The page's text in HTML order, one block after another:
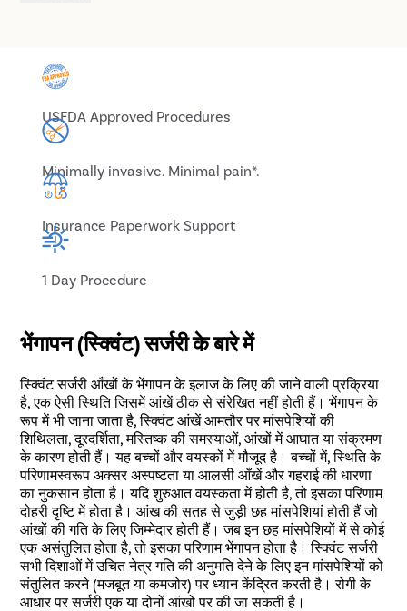
USFDA Approved Procedures
Minimally invasive. Minimal pain*.
Insurance Paperwork Support
1 Day Procedure
भेंगापन (स्क्विंट) सर्जरी के बारे में
स्क्विंट सर्जरी आँखों के भेंगापन के इलाज के लिए की जाने वाली प्रक्रिया
है, एक ऐसी स्थिति जिसमें आंखें ठीक से संरेखित नहीं होती हैं। भेंगापन के
रूप में भी जाना जाता है, स्क्विंट आंखें आमतौर पर मांसपेशियों की
शिथिलता, दूरदर्शिता, मस्तिष्क की समस्याओं, आंखों में आघात या संक्रमण
के कारण होती हैं। यह बच्चों और वयस्कों में मौजूद है। बच्चों में, स्थिति के
परिणामस्वरूप अक्सर अस्पष्टता या आलसी आँखें और गहराई की धारणा
का नुकसान होता है। यदि शुरुआत वयस्कता में होती है, तो इसका परिणाम
दोहरी दृष्टि में होता है। आंख की सतह से जुड़ी छह मांसपेशियां होती हैं जो
आंखों की गति के लिए जिम्मेदार होती हैं। जब इन छह मांसपेशियों में से कोई
एक असंतुलित होता है, तो इसका परिणाम भेंगापन होता है। स्क्विंट सर्जरी
सभी दिशाओं में उचित नेत्र गति की अनुमति देने के लिए इन मांसपेशियों को
संतुलित करने (मजबूत या कमजोर) पर ध्यान केंद्रित करती है। रोगी के
आधार पर सर्जरी एक या दोनों आंखों पर की जा सकती है।